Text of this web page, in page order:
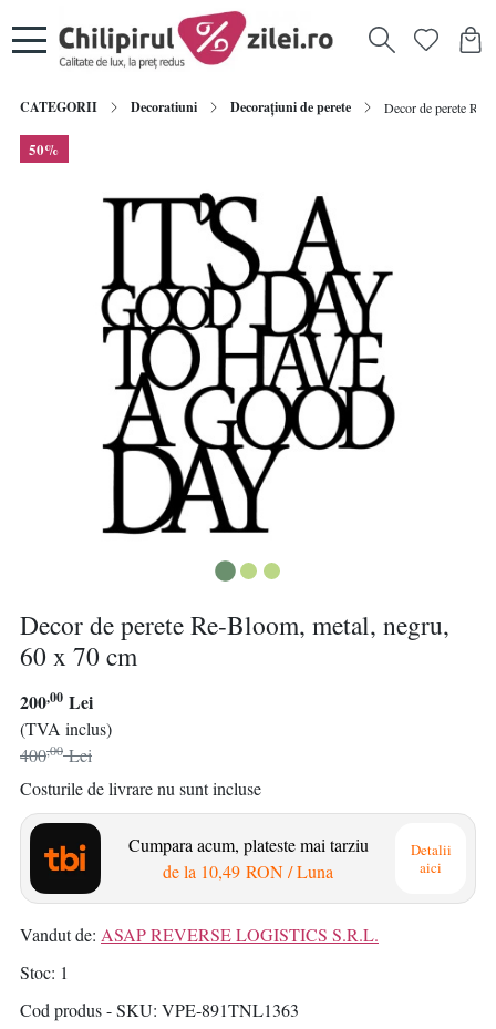
CATEGORII Decoratiuni Decorațiuni de perete Decor de perete Re-
50%
Decor de perete Re-Bloom, metal, negru,
60 x 70 cm
200,00 Lei
(TVA inclus)
400,00 Lei
Costurile de livrare nu sunt incluse
Cumpara acum, plateste mai tarziu
de la 10,49 RON/ Luna
Detalii
aici
Vandut de: ASAP REVERSE LOGISTICS S.R.L.
Stoc 1
Cod produs - SKU VPE-891TNL1363